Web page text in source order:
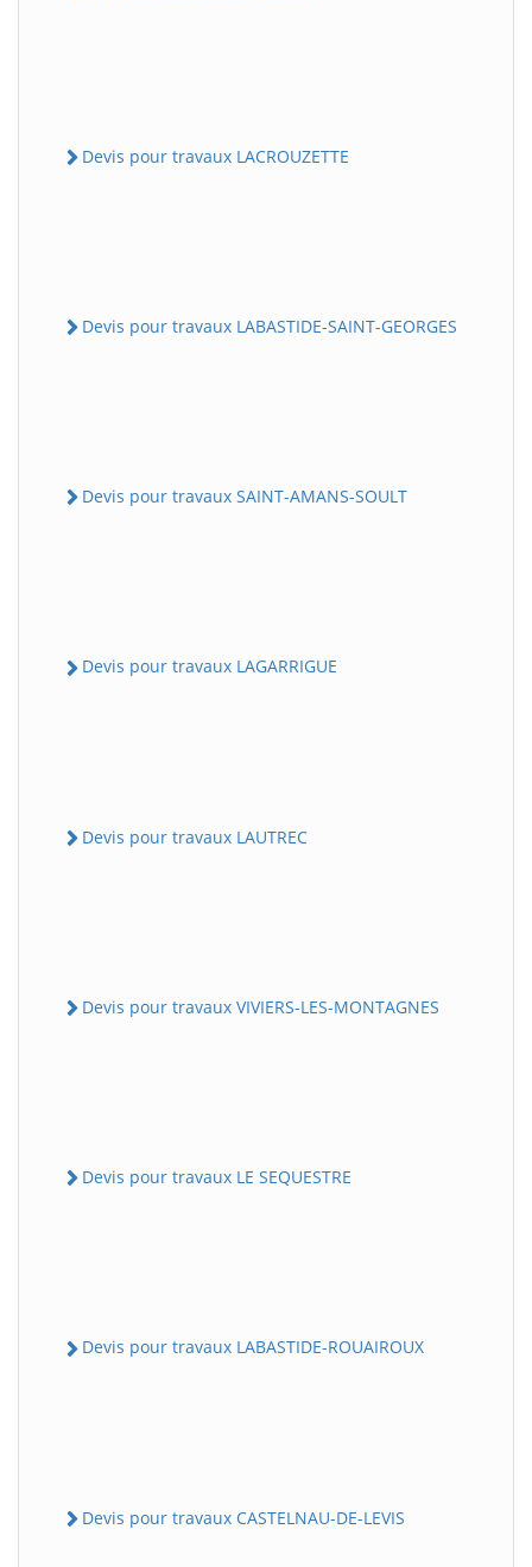
Devis pour travaux LACROUZETTE
Devis pour travaux LABASTIDE-SAINT-GEORGES
Devis pour travaux SAINT-AMANS-SOULT
Devis pour travaux LAGARRIGUE
Devis pour travaux LAUTREC
Devis pour travaux VIVIERS-LES-MONTAGNES
Devis pour travaux LE SEQUESTRE
Devis pour travaux LABASTIDE-ROUAIROUX
Devis pour travaux CASTELNAU-DE-LEVIS